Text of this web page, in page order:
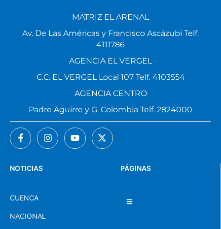
PÁGINAS
NOTICIAS
CUENCA
NACIONAL
MATRIZ EL ARENAL
Av. De Las Américas y Francisco Ascázubi Telf.
4111786
AGENCIA EL VERGEL
C.C. EL VERGEL Local 107 Telf. 4103554
AGENCIA CENTRO
Padre Aguirre y G. Colombia Telf. 2824000